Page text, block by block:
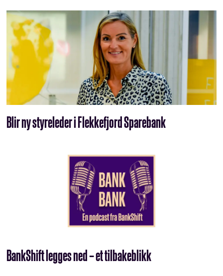
Blir ny styreleder i Flekkefjord Sparebank
BankShift legges ned – et tilbakeblikk